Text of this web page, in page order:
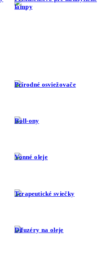
lampy
Prírodné osviežovače
Roll-ony
Vonné oleje
Terapeutické sviečky
Difuzéry na oleje